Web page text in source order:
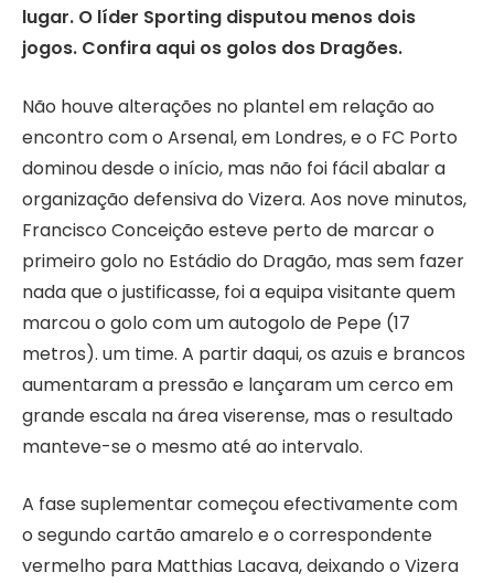
lugar. O líder Sporting disputou menos dois
jogos. Confira aqui os golos dos Dragões.
Não houve alterações no plantel em relação ao
encontro com o Arsenal, em Londres, e o FC Porto
dominou desde o início, mas não foi fácil abalar a
organização defensiva do Vizera. Aos nove minutos,
Francisco Conceição esteve perto de marcar o
primeiro golo no Estádio do Dragão, mas sem fazer
nada que o justificasse, foi a equipa visitante quem
marcou o golo com um autogolo de Pepe (17
metros). um time. A partir daqui, os azuis e brancos
aumentaram a pressão e lançaram um cerco em
grande escala na área viserense, mas o resultado
manteve-se o mesmo até ao intervalo.
A fase suplementar começou efectivamente com
o segundo cartão amarelo e o correspondente
vermelho para Matthias Lacava, deixando o Vizera